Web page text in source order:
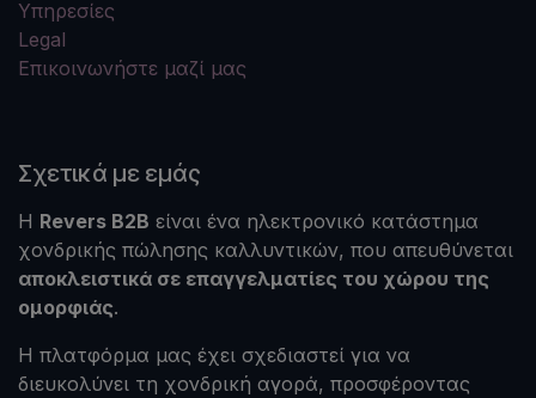
Υπηρεσίες
Legal
Επικοινωνήστε μαζί μας
Σχετικά με εμάς
Η Revers B2B είναι ένα ηλεκτρονικό κατάστημα
χονδρικής πώλησης καλλυντικών, που απευθύνεται
αποκλειστικά σε επαγγελματίες του χώρου της
ομορφιάς.
Η πλατφόρμα μας έχει σχεδιαστεί για να
διευκολύνει τη χονδρική αγορά, προσφέροντας